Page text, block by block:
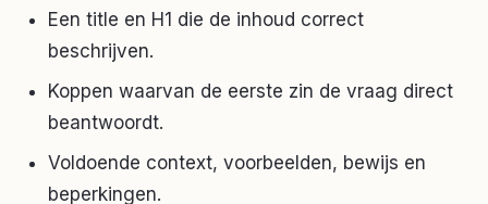
Een title en H1 die de inhoud correct
beschrijven.
Koppen waarvan de eerste zin de vraag direct
beantwoordt.
Voldoende context, voorbeelden, bewijs en
beperkingen.